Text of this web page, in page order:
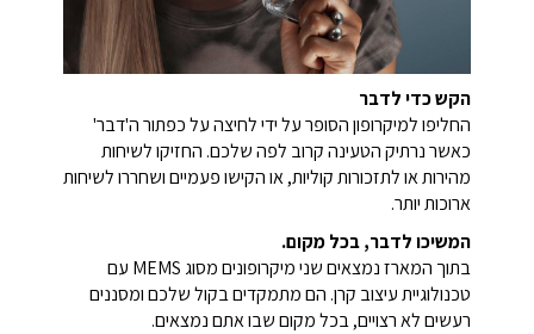
הקש כדי לדבר
החליפו למיקרופון הסופר על ידי לחיצה על כפתור ה'דבר'
כאשר נרתיק הטעינה קרוב לפה שלכם. החזיקו לשיחות
מהירות או לתזכורות קוליות, או הקישו פעמיים ושחררו לשיחות
ארוכות יותר.
המשיכו לדבר, בכל מקום.
בתוך המארז נמצאים שני מיקרופונים מסוג MEMS עם
טכנולוגיית עיצוב קרן. הם מתמקדים בקול שלכם ומסננים
רעשים לא רצויים, בכל מקום שבו אתם נמצאים.